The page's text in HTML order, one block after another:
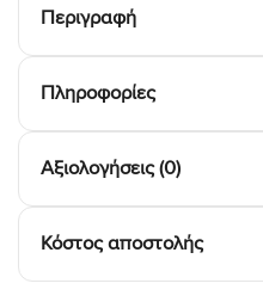
Περιγραφή
Πληροφορίες
Αξιολογήσεις (0)
Κόστος αποστολής